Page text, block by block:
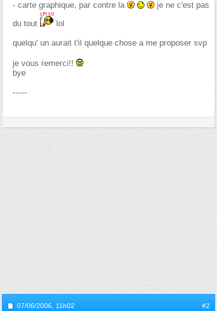
- carte graphique, par contre la
je ne c'est pas
du tout
lol
quelqu' un aurait t'il quelque chose a me proposer svp
je vous remerci!!
bye
-----
07/06/2006, 11h02 #2